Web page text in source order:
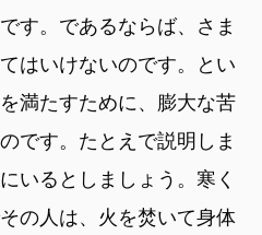
す。であるならば、さま
はいけないのです。とい
満たすために、膨大な苦
です。たとえで説明しま
いるとしましょう。寒く
の人は、火を焚いて身体